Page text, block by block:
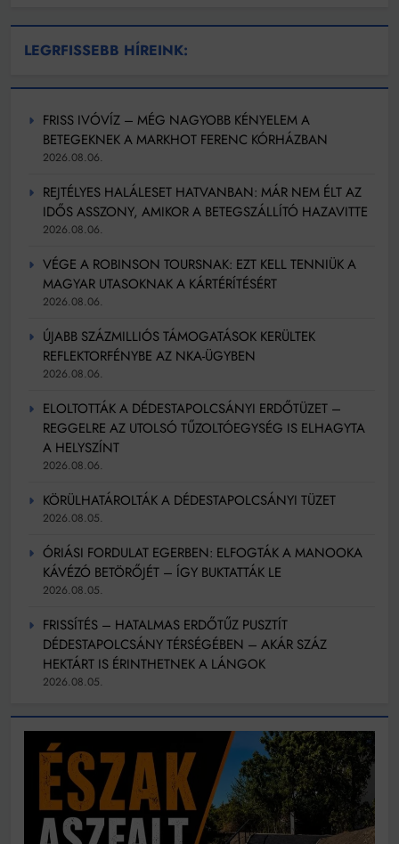
LEGRFISSEBB HÍREINK:
FRISS IVÓVÍZ – MÉG NAGYOBB KÉNYELEM A
BETEGEKNEK A MARKHOT FERENC KÓRHÁZBAN
2026.08.06.
REJTÉLYES HALÁLESET HATVANBAN: MÁR NEM ÉLT AZ
IDŐS ASSZONY, AMIKOR A BETEGSZÁLLÍTÓ HAZAVITTE
2026.08.06.
VÉGE A ROBINSON TOURSNAK: EZT KELL TENNIÜK A
MAGYAR UTASOKNAK A KÁRTÉRÍTÉSÉRT
2026.08.06.
ÚJABB SZÁZMILLIÓS TÁMOGATÁSOK KERÜLTEK
REFLEKTORFÉNYBE AZ NKA-ÜGYBEN
2026.08.06.
ELOLTOTTÁK A DÉDESTAPOLCSÁNYI ERDŐTÜZET –
REGGELRE AZ UTOLSÓ TŰZOLTÓEGYSÉG IS ELHAGYTA
A HELYSZÍNT
2026.08.06.
KÖRÜLHATÁROLTÁK A DÉDESTAPOLCSÁNYI TÜZET
2026.08.05.
ÓRIÁSI FORDULAT EGERBEN: ELFOGTÁK A MANOOKA
KÁVÉZÓ BETÖRŐJÉT – ÍGY BUKTATTÁK LE
2026.08.05.
FRISSÍTÉS – HATALMAS ERDŐTŰZ PUSZTÍT
DÉDESTAPOLCSÁNY TÉRSÉGÉBEN – AKÁR SZÁZ
HEKTÁRT IS ÉRINTHETNEK A LÁNGOK
2026.08.05.